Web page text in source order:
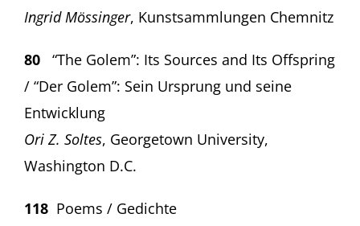
Ingrid Mössinger, Kunstsammlungen Chemnitz
80 “The Golem”: Its Sources and Its Offspring
/ “Der Golem”: Sein Ursprung und seine
Entwicklung
Ori Z. Soltes, Georgetown University,
Washington D.C.
118 Poems / Gedichte